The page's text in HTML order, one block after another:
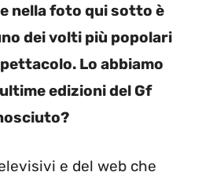
nella foto qui sotto è
dei volti più popolari
Lo abbiamo
edizioni del Gf
e del web che